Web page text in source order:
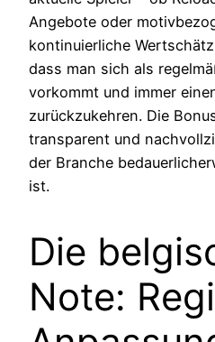
Angebote oder
kontinuierliche
dass man sich als
vorkommt und immer
zurückzukehren. Die
transparent und
der Branche
ist.
Die
Note: